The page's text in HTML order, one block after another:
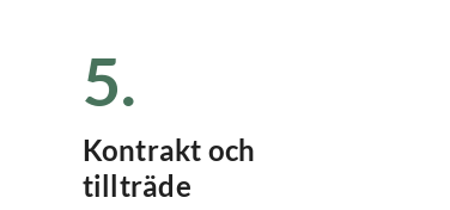
5.
Kontrakt och
tillträde